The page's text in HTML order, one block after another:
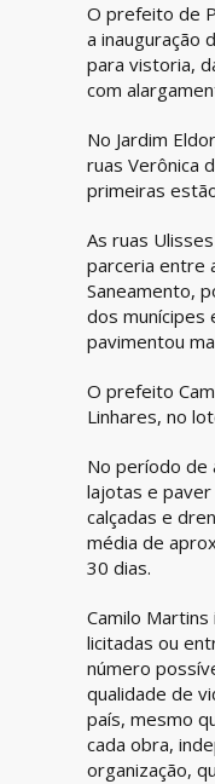
O prefeito de
a inauguração
para vistoria,
com
No Jardim
ruas Verônica
primeiras
As ruas
parceria entre
Saneamento,
dos munícipes
pavimentou
O prefeito
Linhares, no
No período de
lajotas e
calçadas e
média de
30 dias.
Camilo
licitadas ou
número
qualidade de
país, mesmo
cada obra,
organização,